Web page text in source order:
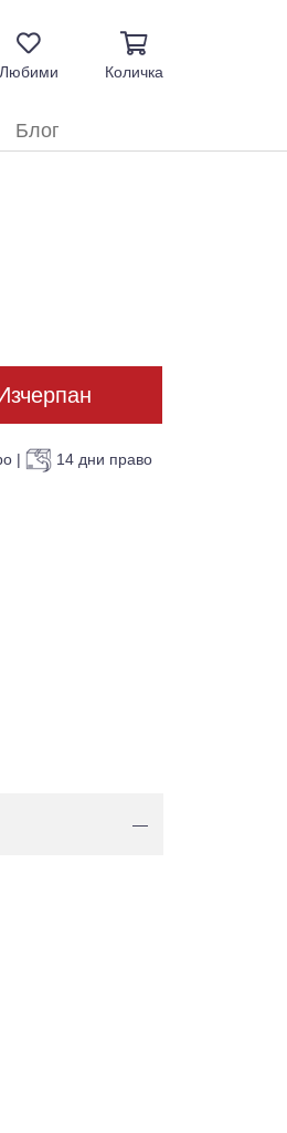
Любими Количка
Блог
|
14 дни право
—